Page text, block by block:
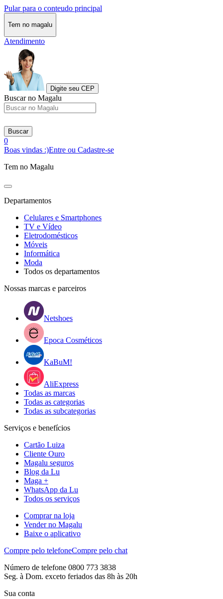
Pular para o conteudo principal
Tem no magalu
Atendimento
Digite seu CEP
Buscar no Magalu
Buscar
0
Boas vindas :)Entre ou Cadastre-se
Tem no Magalu
Departamentos
Celulares e Smartphones
TV e Vídeo
Eletrodomésticos
Móveis
Informática
Moda
Todos os departamentos
Nossas marcas e parceiros
Netshoes
Epoca Cosméticos
KaBuM!
AliExpress
Todas as marcas
Todas as categorias
Todas as subcategorias
Serviços e benefícios
Cartão Luiza
Cliente Ouro
Magalu seguros
Blog da Lu
Maga +
WhatsApp da Lu
Todos os serviços
Comprar na loja
Vender no Magalu
Baixe o aplicativo
Compre pelo telefoneCompre pelo chat
Número de telefone 0800 773 3838
Seg. à Dom. exceto feriados das 8h às 20h
Sua conta